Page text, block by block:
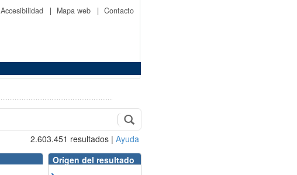
Accesibilidad | Mapa web | Contacto
2.603.451 resultados | Ayuda
Origen del resultado